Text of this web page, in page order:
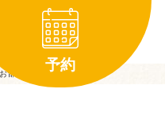
予約
部屋ができました。